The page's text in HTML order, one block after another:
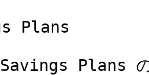
Plans
Plans の